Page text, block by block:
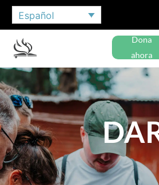
Español
Dona
ahora